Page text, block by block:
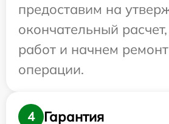
предоставим на
окончательный
работ и начнем
операции.
4 Гарантия